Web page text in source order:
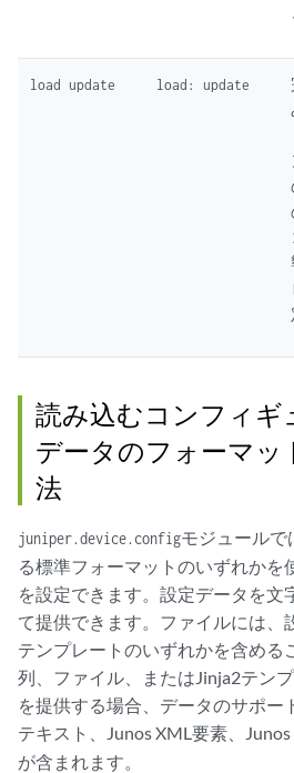
load update load: update
読み込むコンフィギ
データのフォーマッ
法
juniper.device.configモジュールで
る標準フォーマットのいずれかを
を設定できます。設定データを文
て提供できます。ファイルには、
テンプレートのいずれかを含める
列、ファイル、またはJinja2テン
を提供する場合、データのサポー
テキスト、Junos XML要素、Junos
が含まれます。